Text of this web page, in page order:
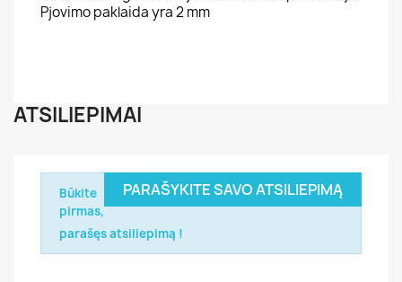
Pjovimo paklaida yra 2 mm
ATSILIEPIMAI
PARAŠYKITE SAVO ATSILIEPIMĄ
Būkite
pirmas,
parašęs atsiliepimą !